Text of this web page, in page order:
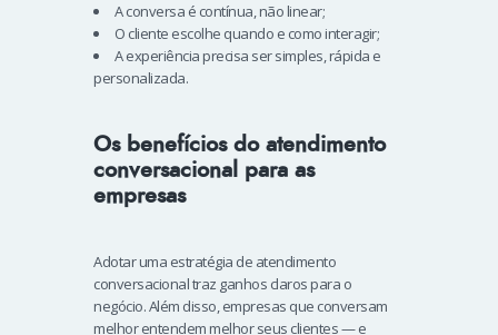
A conversa é contínua, não linear;
O cliente escolhe quando e como interagir;
A experiência precisa ser simples, rápida e
personalizada.
Os benefícios do atendimento
conversacional para as
empresas
Adotar uma estratégia de atendimento
conversacional traz ganhos claros para o
negócio. Além disso, empresas que conversam
melhor entendem melhor seus clientes — e